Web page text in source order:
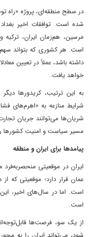
در سطح منطقه‌ای، پروژه «راه
شده است. توافقات اخیر بغداد
مرسین، هم‌زمان ایران،
است. هر کشوری که بتواند
داشته باشد، عملاً در تعیین
خواهد یافت.
به این ترتیب، کریدورها
شرایط منازعه به «اهرم‌های
شریان‌ها می‌توانند جریان
مسیر سیاست و امنیت کشورها
پیامدها برای ایران و منطقه
ایران در موقعیتی
عمان قرار دارد؛ موقعیتی که
است. اما در سال‌های اخیر،
است.
از یک سو، فرصت‌ها